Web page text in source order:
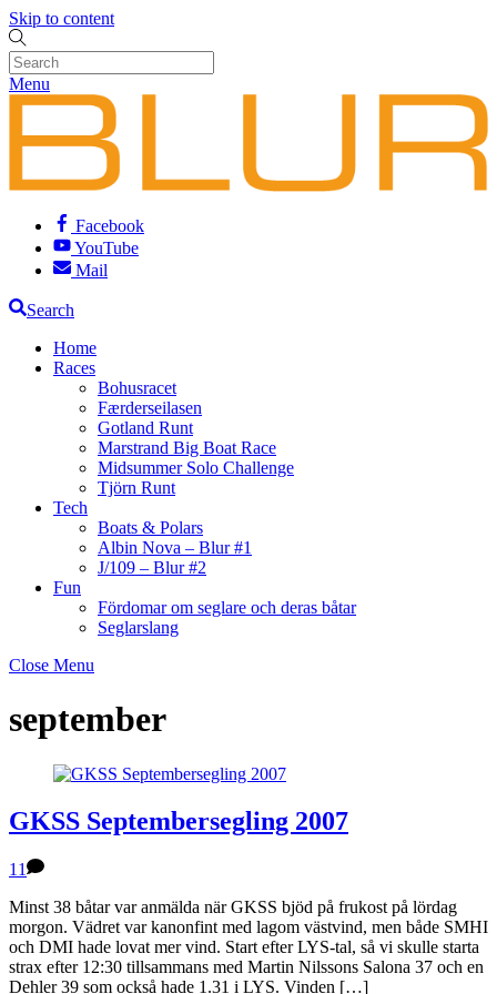
Skip to content
Menu
Facebook
YouTube
Mail
Search
Home
Races
Bohusracet
Færderseilasen
Gotland Runt
Marstrand Big Boat Race
Midsummer Solo Challenge
Tjörn Runt
Tech
Boats & Polars
Albin Nova – Blur #1
J/109 – Blur #2
Fun
Fördomar om seglare och deras båtar
Seglarslang
Close Menu
september
GKSS Septembersegling 2007
11
Minst 38 båtar var anmälda när GKSS bjöd på frukost på lördag
morgon. Vädret var kanonfint med lagom västvind, men både SMHI
och DMI hade lovat mer vind. Start efter LYS-tal, så vi skulle starta
strax efter 12:30 tillsammans med Martin Nilssons Salona 37 och en
Dehler 39 som också hade 1.31 i LYS. Vinden […]